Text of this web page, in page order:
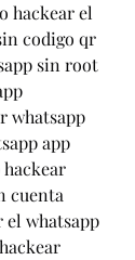
hackear el
codigo qr
sin root
whatsapp
app
cuenta
el whatsapp